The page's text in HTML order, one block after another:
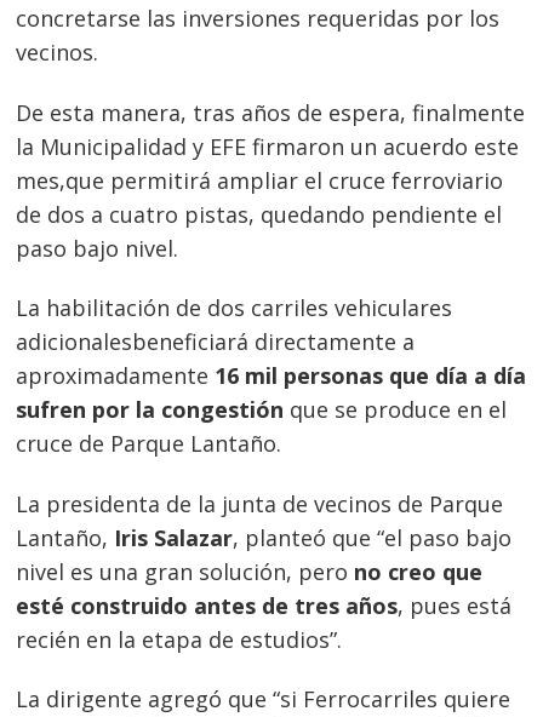
concretarse las inversiones requeridas por los
vecinos.
De esta manera, tras años de espera, finalmente
la Municipalidad y EFE firmaron un acuerdo este
mes,que permitirá ampliar el cruce ferroviario
de dos a cuatro pistas, quedando pendiente el
paso bajo nivel.
La habilitación de dos carriles vehiculares
adicionalesbeneficiará directamente a
aproximadamente 16 mil personas que día a día
sufren por la congestión que se produce en el
cruce de Parque Lantaño.
La presidenta de la junta de vecinos de Parque
Lantaño, Iris Salazar, planteó que “el paso bajo
nivel es una gran solución, pero no creo que
esté construido antes de tres años, pues está
recién en la etapa de estudios”.
La dirigente agregó que “si Ferrocarriles quiere